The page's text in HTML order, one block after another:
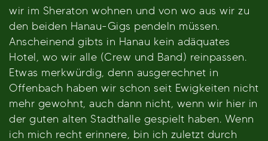
wir im Sheraton wohnen und von wo aus wir zu
den beiden Hanau-Gigs pendeln müssen.
Anscheinend gibts in Hanau kein adäquates
Hotel, wo wir alle (Crew und Band) reinpassen.
Etwas merkwürdig, denn ausgerechnet in
Offenbach haben wir schon seit Ewigkeiten nicht
mehr gewohnt, auch dann nicht, wenn wir hier in
der guten alten Stadthalle gespielt haben. Wenn
ich mich recht erinnere, bin ich zuletzt durch